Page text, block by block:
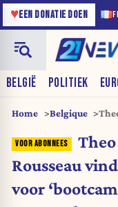
♥EEN DONATIE DOEN
BELGIË POLITIEK
Home Belgique
Rousseau
voor